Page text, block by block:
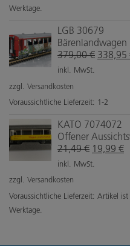
Werktage.
LGB 30679
Bärenlandwagen
379,00€ 338,95
inkl. MwSt.
zzgl. Versandkosten
Voraussichtliche Lieferzeit: 1-2
KATO 7074072
Offener
21,49€
Preis
19,99 €
inkl. MwSt.
zzgl. Versandkosten
Voraussichtliche Lieferzeit: Artikel
Werktage.